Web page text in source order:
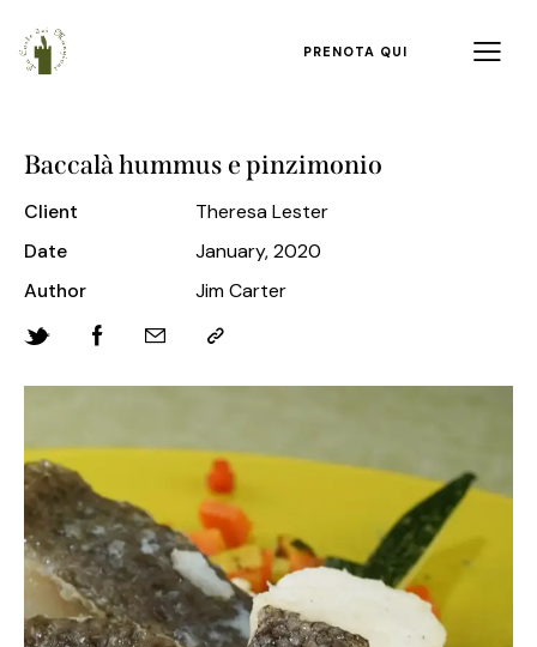
PRENOTA QUI
Baccalà hummus e pinzimonio
Client
Theresa Lester
Date
January, 2020
Author
Jim Carter